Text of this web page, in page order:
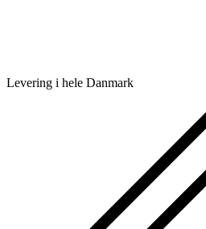
Levering i hele Danmark